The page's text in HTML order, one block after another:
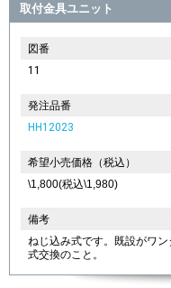
取付金具ユニット
図番
11
発注品番
HH12023
希望小売価格（税込）
\1,800(税込\1,980)
備考
ねじ込み式です。既設がワ
式交換のこと。